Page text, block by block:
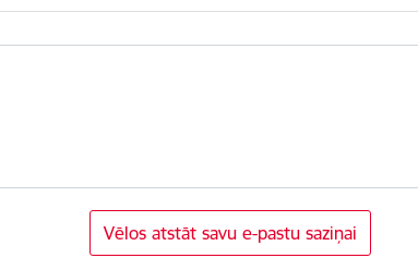
Vēlos atstāt savu e-pastu saziņai